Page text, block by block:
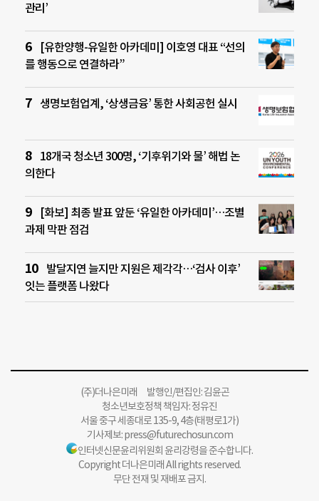
관리’
[유한양행-유일한 아카데미] 이호영 대표 “선의
를 행동으로 연결하라”
생명보험업계, ‘상생금융’ 통한 사회공헌 실시
18개국 청소년 300명, ‘기후위기와 물’ 해법 논
의한다
[화보] 최종 발표 앞둔 ‘유일한 아카데미’…조별
과제 막판 점검
발달지연 늘지만 지원은 제각각…‘검사 이후’
잇는 플랫폼 나왔다
(주)더나은미래 발행인/편집인: 김윤곤
청소년보호정책 책임자: 정유진
서울 중구 세종대로 135-9, 4층(태평로1가)
기사제보:press@futurechosun.com
인터넷신문윤리위원회 윤리강령을 준수합니다.
Copyright 더나은미래 All rights reserved.
무단 전재 및 재배포 금지.